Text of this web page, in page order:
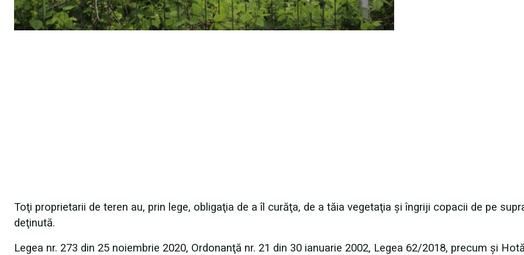
Toţi proprietarii de teren au, prin lege, obligaţia de a îl curăţa, de a tăia vegetaţia şi îngriji copacii de pe
deţinută.
Legea nr. 273 din 25 noiembrie 2020, Ordonanţă nr. 21 din 30 ianuarie 2002, Legea 62/2018, precum și